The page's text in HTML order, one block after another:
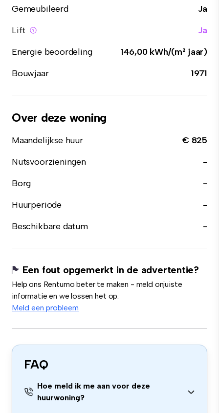
Gemeubileerd
Ja
Lift
Ja
Energie beoordeling
146,00 kWh/(m² jaar)
Bouwjaar
1971
Over deze woning
Maandelijkse huur
€ 825
Nutsvoorzieningen
-
Borg
-
Huurperiode
-
Beschikbare datum
-
Een fout opgemerkt in de advertentie?
Help ons Rentumo beter te maken - meld onjuiste
informatie en we lossen het op.
Meld een probleem
FAQ
Hoe meld ik me aan voor deze
huurwoning?